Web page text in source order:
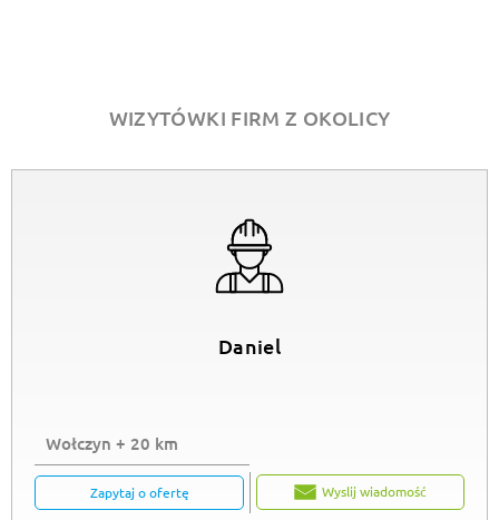
WIZYTÓWKI FIRM Z OKOLICY
Daniel
Wołczyn + 20 km
Zapytaj o ofertę Wyslij wiadomość